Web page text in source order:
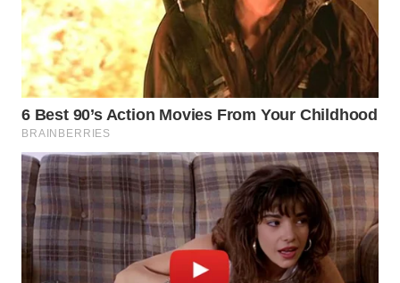
LISTRIK
MASYARAKAT
KELISTRIKAN
WALINKI
ID
MAWAKA
ID
MARTABAT
NET